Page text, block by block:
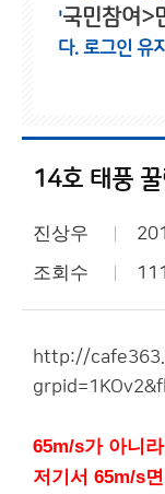
'국민참여>
다. 로그인 유
14호 태풍
진상우
조회수
http://
65m/s가 아니
저기서 65m/s